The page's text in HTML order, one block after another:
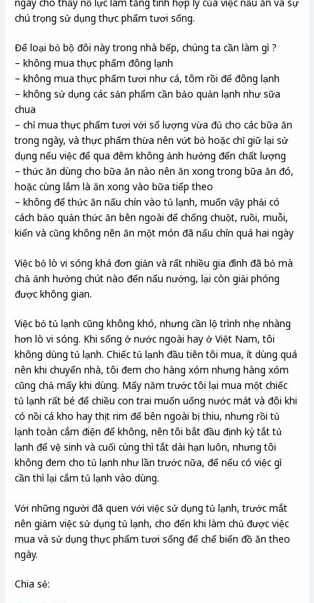
chú trọng sử dụng thực phẩm tươi sống.
Để loại bỏ bộ đôi này trong nhà bếp, chúng ta cần làm gì ?
– không mua thực phẩm đông lạnh
– không mua thực phẩm tươi như cá, tôm rồi để đông lạnh
– không sử dụng các sản phẩm cần bảo quản lạnh như sữa
chua
– chỉ mua thực phẩm tươi với số lượng vừa đủ cho các bữa ăn
trong ngày, và thực phẩm thừa nên vứt bỏ hoặc chỉ giữ lại sử
dụng nếu việc để qua đêm không ảnh hưởng đến chất lượng
– thức ăn dùng cho bữa ăn nào nên ăn xong trong bữa ăn đó,
hoặc cùng lắm là ăn xong vào bữa tiếp theo
– không để thức ăn nấu chín vào tủ lạnh, muốn vậy phải có
cách bảo quản thức ăn bên ngoài để chống chuột, ruồi, muỗi,
kiến và cũng không nên ăn một món đã nấu chín quá hai ngày
Việc bỏ lò vi sóng khá đơn giản và rất nhiều gia đình đã bỏ mà
chả ảnh hưởng chút nào đến nấu nướng, lại còn giải phóng
được không gian.
Việc bỏ tủ lạnh cũng không khó, nhưng cần lộ trình nhẹ nhàng
hơn lò vi sóng. Khi sống ở nước ngoài hay ở Việt Nam, tôi
không dùng tủ lạnh. Chiếc tủ lạnh đầu tiên tôi mua, ít dùng quá
nên khi chuyển nhà, tôi đem cho hàng xóm nhưng hàng xóm
cũng chả mấy khi dùng. Mấy năm trước tôi lại mua một chiếc
tủ lạnh rất bé để chiều con trai muốn uống nước mát và đôi khi
có nồi cá kho hay thịt rim để bên ngoài bị thiu, nhưng rồi tủ
lạnh toàn cắm điện để không, nên tôi bắt đầu định kỳ tắt tủ
lạnh để vệ sinh và cuối cùng thì tắt dài hạn luôn, nhưng tôi
không đem cho tủ lạnh như lần trước nữa, để nếu có việc gì
cần thì lại cắm tủ lạnh vào dùng.
Với những người đã quen với việc sử dụng tủ lạnh, trước mắt
nên giảm việc sử dụng tủ lạnh, cho đến khi làm chủ được việc
mua và sử dụng thực phẩm tươi sống để chế biến đồ ăn theo
ngày.
Chia sẻ: